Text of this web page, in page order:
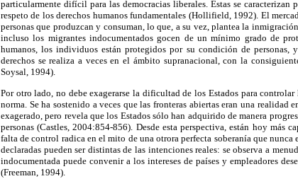
particularmente difícil para las democracias liberales. Éstas se
respeto de los derechos humanos fundamentales (Hollifield, 1992). El
personas que produzcan y consuman, lo que, a su vez, plantea la
incluso los migrantes indocumentados gocen de un mínimo grado de
humanos, los individuos están protegidos por su condición de
derechos se realiza a veces en el ámbito supranacional, con la
Soysal, 1994).
Por otro lado, no debe exagerarse la dificultad de los Estados para
norma. Se ha sostenido a veces que las fronteras abiertas eran una realidad
exagerado, pero revela que los Estados sólo han adquirido de manera
personas (Castles, 2004:854-856). Desde esta perspectiva, están hoy más
falta de control radica en el mito de una otrora perfecta soberanía que
declaradas pueden ser distintas de las intenciones reales: se observa a
indocumentada puede convenir a los intereses de países y empleadores
(Freeman, 1994).